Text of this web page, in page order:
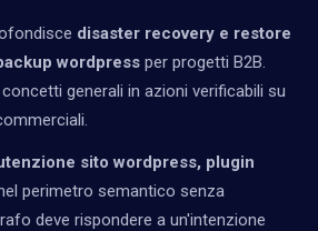
disaster recovery e restore
wordpress per progetti B2B.
generali in azioni verificabili su
sito wordpress, plugin
perimetro semantico senza
deve rispondere a un'intenzione